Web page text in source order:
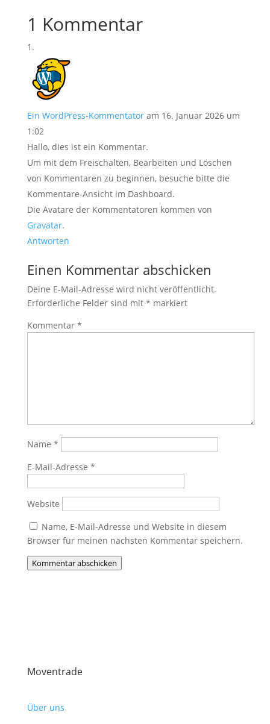
1 Kommentar
Ein WordPress-Kommentator am 16. Januar 2026 um
1:02
Hallo, dies ist ein Kommentar.
Um mit dem Freischalten, Bearbeiten und Löschen
von Kommentaren zu beginnen, besuche bitte die
Kommentare-Ansicht im Dashboard.
Die Avatare der Kommentatoren kommen von
Gravatar.
Antworten
Einen Kommentar abschicken
Deine E-Mail-Adresse wird nicht veröffentlicht.
Erforderliche Felder sind mit * markiert
Kommentar *
Name *
E-Mail-Adresse *
Website
Name, E-Mail-Adresse und Website in diesem
Browser für meinen nächsten Kommentar speichern.
Kommentar abschicken
Moventrade
Über uns